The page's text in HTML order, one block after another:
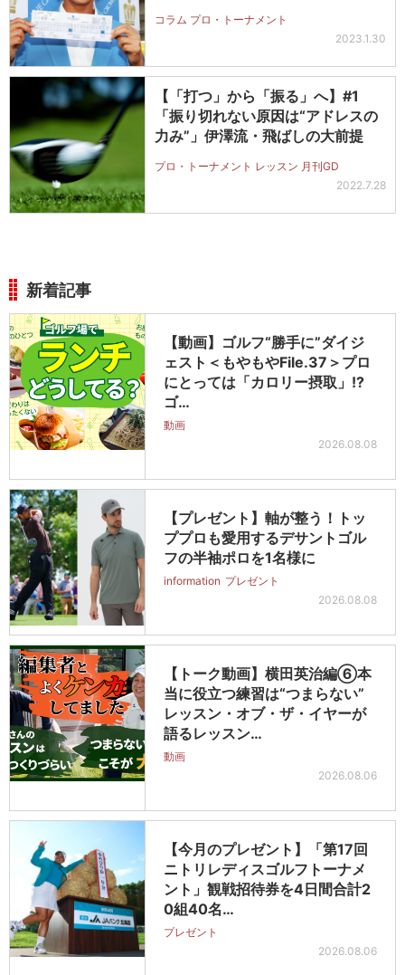
コラム プロ・トーナメント
2023.1.30
【「打つ」から「振る」へ】#1
「振り切れない原因は“アドレスの
力み”」伊澤流・飛ばしの大前提
プロ・トーナメント レッスン 月刊GD
2022.7.28
新着記事
【動画】ゴルフ“勝手に”ダイジ
ェスト＜もやもやFile.37＞プロ
にとっては「カロリー摂取」!?
ゴ…
動画
2026.08.08
【プレゼント】軸が整う！トッ
ププロも愛用するデサントゴル
フの半袖ポロを1名様に
information プレゼント
2026.08.08
【トーク動画】横田英治編⑥本
当に役立つ練習は“つまらない”
レッスン・オブ・ザ・イヤーが
語るレッスン…
動画
2026.08.06
【今月のプレゼント】「第17回
ニトリレディスゴルフトーナメ
ント」観戦招待券を4日間合計2
0組40名…
プレゼント
2026.08.06